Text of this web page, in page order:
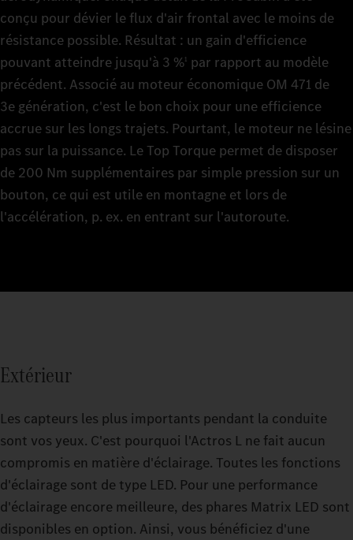
conçu pour dévier le flux d'air frontal avec le moins de
résistance possible. Résultat : un gain d'efficience
pouvant atteindre jusqu'à 3 %1 par rapport au modèle
précédent. Associé au moteur économique OM 471 de
3e génération, c'est le bon choix pour une efficience
accrue sur les longs trajets. Pourtant, le moteur ne lésine
pas sur la puissance. Le Top Torque permet de disposer
de 200 Nm supplémentaires par simple pression sur un
bouton, ce qui est utile en montagne et lors de
l'accélération, p. ex. en entrant sur l'autoroute.
Extérieur
Les capteurs les plus importants pendant la conduite
sont vos yeux. C'est pourquoi l'Actros L ne fait aucun
compromis en matière d'éclairage. Toutes les fonctions
d'éclairage sont de type LED. Pour une performance
d'éclairage encore meilleure, des phares Matrix LED sont
disponibles en option. Ainsi, vous bénéficiez d'une